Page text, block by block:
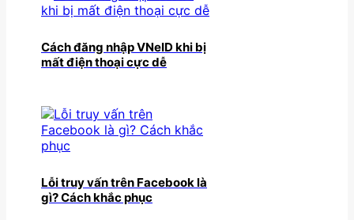
Cách đăng nhập VNeID khi bị
mất điện thoại cực dễ
Lỗi truy vấn trên Facebook là
gì? Cách khắc phục